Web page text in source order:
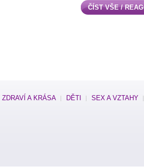
ČÍST VŠE /
ZDRAVÍ A KRÁSA DĚTI SEX A VZTAHY